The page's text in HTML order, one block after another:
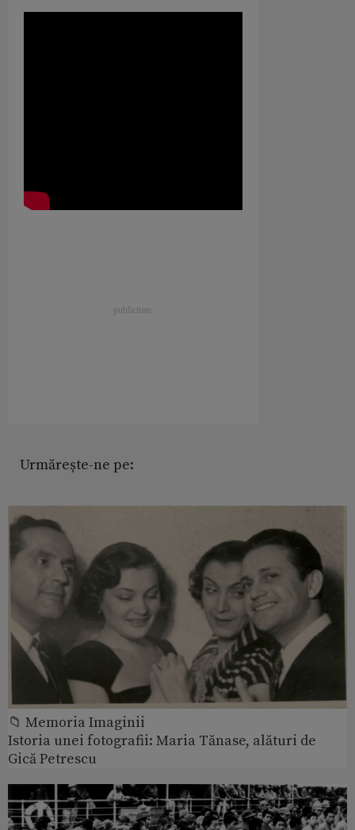
Urmărește-ne pe:
📁 Memoria Imaginii
Istoria unei fotografii: Maria Tănase, alături de
Gică Petrescu